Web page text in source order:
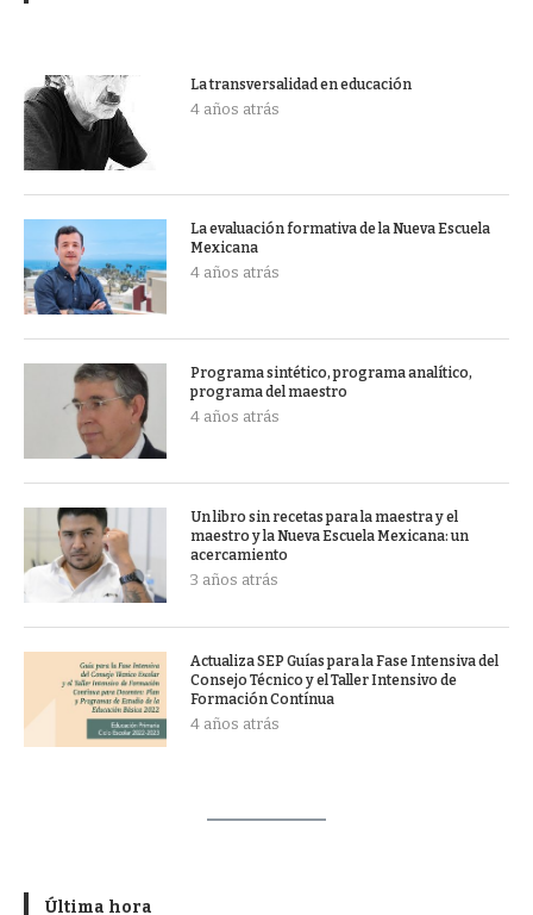
La transversalidad en educación
4 años atrás
La evaluación formativa de la Nueva Escuela
Mexicana
4 años atrás
Programa sintético, programa analítico,
programa del maestro
4 años atrás
Un libro sin recetas para la maestra y el
maestro y la Nueva Escuela Mexicana: un
acercamiento
3 años atrás
Actualiza SEP Guías para la Fase Intensiva del
Consejo Técnico y el Taller Intensivo de
Formación Contínua
4 años atrás
Última hora